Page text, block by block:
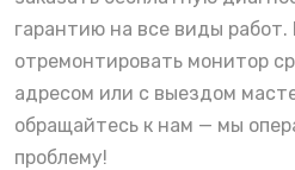
гарантию на все виды
отремонтировать монитор
адресом или с выездом
обращайтесь к нам — мы
проблему!